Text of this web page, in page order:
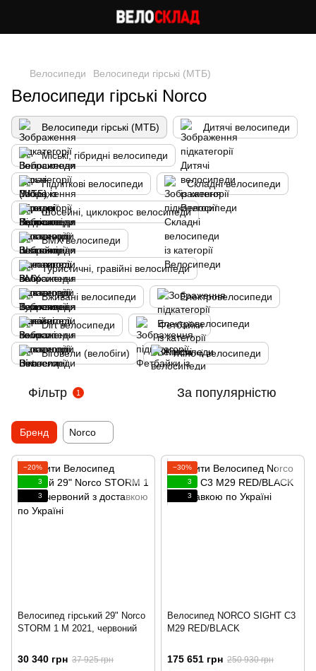
Велосипеди Велосипеди гірські (МТБ)
Велосипеди гірські Norco
Велосипеди гірські (МТБ) Дитячі велосипеди
Міські, гібридні велосипеди
Підліткові велосипеди Складні велосипеди
Шосейні, циклокрос велосипеди
BMX велосипеди
Туристичні, гравійні велосипеди
Вживані велосипеди Електровелосипеди
Dirt велосипеди Фетбайки
Біговели (велобіги) Жіночі велосипеди
Фільтр 1 За популярністю
Бренд Norco
−20%
3
3
Велосипед гірський 29" Norco
STORM 1 M 2021, червоний
30 340 грн 37 925 грн
−30%
3
3
Велосипед NORCO SIGHT C3
M29 RED/BLACK
175 651 грн 250 930 грн